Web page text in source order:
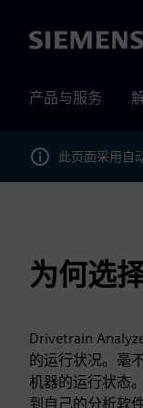
Siemens
产品与服务
此页面采用自
为何选
Drivetrain
的运行状况。毫
机器的运行状态
到自己的分析软